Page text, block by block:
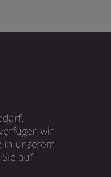
wir
in unserem
auf